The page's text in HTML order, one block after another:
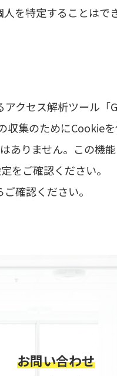
を特定することはで
クセス解析ツール「
集のためにCookieを
ありません。この機
をご確認ください。
確認ください。
お問い合わせ